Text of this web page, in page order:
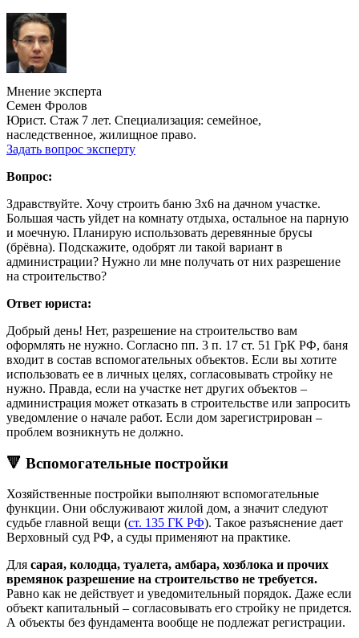
Мнение эксперта
Семен Фролов
Юрист. Стаж 7 лет. Специализация: семейное,
наследственное, жилищное право.
Задать вопрос эксперту
Вопрос:
Здравствуйте. Хочу строить баню 3х6 на дачном участке.
Большая часть уйдет на комнату отдыха, остальное на парную
и моечную. Планирую использовать деревянные брусы
(брёвна). Подскажите, одобрят ли такой вариант в
администрации? Нужно ли мне получать от них разрешение
на строительство?
Ответ юриста:
Добрый день! Нет, разрешение на строительство вам
оформлять не нужно. Согласно пп. 3 п. 17 ст. 51 ГрК РФ, баня
входит в состав вспомогательных объектов. Если вы хотите
использовать ее в личных целях, согласовывать стройку не
нужно. Правда, если на участке нет других объектов –
администрация может отказать в строительстве или запросить
уведомление о начале работ. Если дом зарегистрирован –
проблем возникнуть не должно.
🔻 Вспомогательные постройки
Хозяйственные постройки выполняют вспомогательные
функции. Они обслуживают жилой дом, а значит следуют
судьбе главной вещи (ст. 135 ГК РФ). Такое разъяснение дает
Верховный суд РФ, а суды применяют на практике.
Для сарая, колодца, туалета, амбара, хозблока и прочих
времянок разрешение на строительство не требуется.
Равно как не действует и уведомительный порядок. Даже если
объект капитальный – согласовывать его стройку не придется.
А объекты без фундамента вообще не подлежат регистрации.